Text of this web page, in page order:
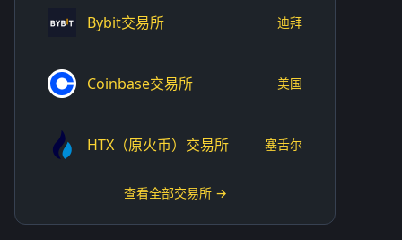
Bybit交易所 迪拜
Coinbase交易所 美国
HTX（原火币）交易所 塞舌尔
查看全部交易所 →